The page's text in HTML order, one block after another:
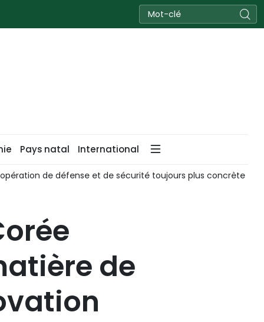
Pays natal International
de défense et de sécurité toujours plus concrète
de